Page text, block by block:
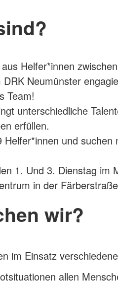
Helfer*innen
Neumünster
Team!
unterschiedliche
erfüllen.
Helfer*innen und suchen
1. Und 3. Dienstag im
in der
wir?
im Einsatz
allen